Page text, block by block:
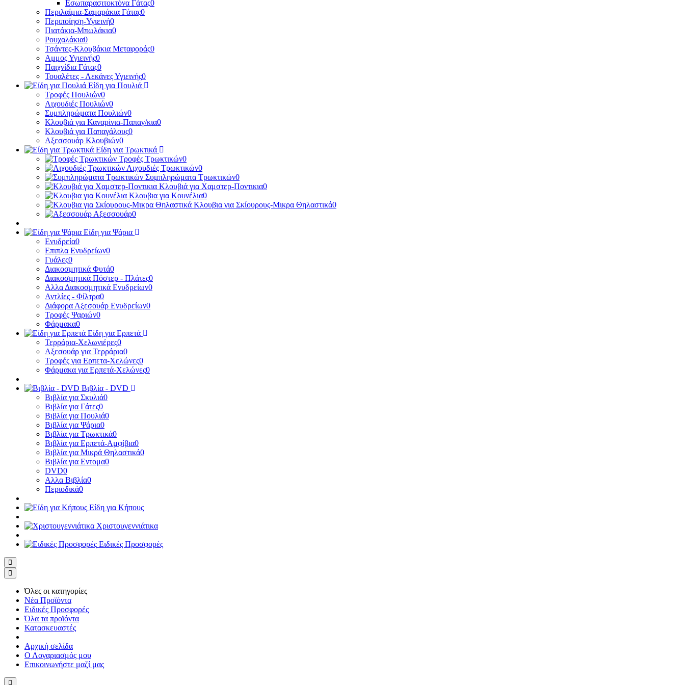
Εσωπαρασιτοκτόνα Γάτας0
Περιλαίμια-Σαμαράκια Γάτας0
Περιποίηση-Υγιεινή0
Πιατάκια-Μπωλάκια0
Ρουχαλάκια0
Τσάντες-Κλουβάκια Μεταφοράς0
Αμμος Υγιεινής0
Παιχνίδια Γάτας0
Τουαλέτες - Λεκάνες Υγιεινής0
Είδη για Πουλιά
Τροφές Πουλιών0
Λιχουδιές Πουλιών0
Συμπληρώματα Πουλιών0
Κλουβιά για Καναρίνια-Παπαγ/κια0
Κλουβιά για Παπαγάλους0
Αξεσσουάρ Κλουβιών0
Είδη για Τρωκτικά
Τροφές Τρωκτικών0
Λιχουδιές Τρωκτικών0
Συμπληρώματα Τρωκτικών0
Κλουβιά για Χαμστερ-Ποντικια0
Κλουβια για Κουνέλια0
Κλουβια για Σκίουρους-Μικρα Θηλαστικά0
Αξεσσουάρ0
Είδη για Ψάρια
Ενυδρεία0
Επιπλα Ενυδρείων0
Γυάλες0
Διακοσμητικά Φυτά0
Διακοσμητικά Πόστερ - Πλάτες0
Αλλα Διακοσμητικά Ενυδρείων0
Αντλίες - Φίλτρα0
Διάφορα Αξεσουάρ Ενυδρείων0
Τροφές Ψαριών0
Φάρμακα0
Είδη για Ερπετά
Τερράρια-Χελωνιέρες0
Αξεσουάρ για Τερράρια0
Τροφές για Ερπετα-Χελώνες0
Φάρμακα για Ερπετά-Χελώνες0
Βιβλία - DVD
Βιβλία για Σκυλιά0
Βιβλία για Γάτες0
Βιβλία για Πουλιά0
Βιβλία για Ψάρια0
Βιβλία για Τρωκτικά0
Βιβλία για Ερπετά-Αμφίβια0
Βιβλία για Μικρά Θηλαστικά0
Βιβλία για Εντομα0
DVD0
Αλλα Βιβλία0
Περιοδικά0
Είδη για Κήπους
Χριστουγεννιάτικα
Ειδικές Προσφορές
Όλες οι κατηγορίες
Νέα Προϊόντα
Ειδικές Προσφορές
Όλα τα προϊόντα
Κατασκευαστές
Αρχική σελίδα
Ο Λογαριασμός μου
Επικοινωνήστε μαζί μας